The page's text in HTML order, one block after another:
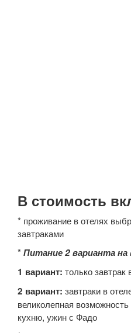
В стоимость
* проживание в отелях
завтраками
* Питание 2 варианта
1 вариант: только
2 вариант: завтраки в
великолепная
кухню, ужин с Фадо